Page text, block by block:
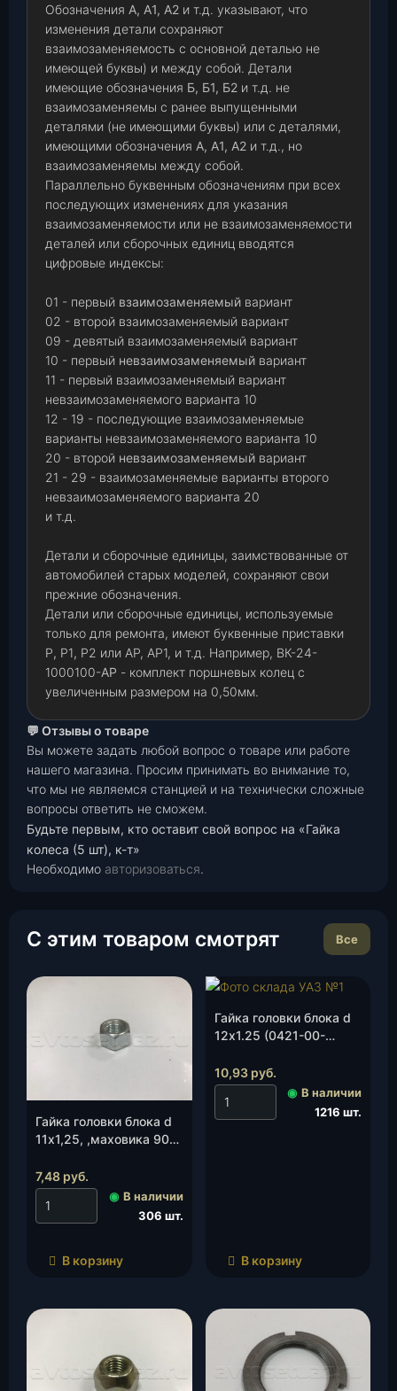
Обозначения А, А1, А2 и т.д. указывают, что
изменения детали сохраняют
взаимозаменяемость с основной деталью не
имеющей буквы) и между собой. Детали
имеющие обозначения Б, Б1, Б2 и т.д. не
взаимозаменяемы с ранее выпущенными
деталями (не имеющими буквы) или с деталями,
имеющими обозначения А, А1, А2 и т.д., но
взаимозаменяемы между собой.
Параллельно буквенным обозначениям при всех
последующих изменениях для указания
взаимозаменяемости или не взаимозаменяемости
деталей или сборочных единиц вводятся
цифровые индексы:
01 - первый взаимозаменяемый вариант
02 - второй взаимозаменяемый вариант
09 - девятый взаимозаменяемый вариант
10 - первый невзаимозаменяемый вариант
11 - первый взаимозаменяемый вариант
невзаимозаменяемого варианта 10
12 - 19 - последующие взаимозаменяемые
варианты невзаимозаменяемого варианта 10
20 - второй невзаимозаменяемый вариант
21 - 29 - взаимозаменяемые варианты второго
невзаимозаменяемого варианта 20
и т.д.
Детали и сборочные единицы, заимствованные от
автомобилей старых моделей, сохраняют свои
прежние обозначения.
Детали или сборочные единицы, используемые
только для ремонта, имеют буквенные приставки
Р, Р1, Р2 или АР, АР1, и т.д. Например, ВК-24-
1000100-АР - комплект поршневых колец с
увеличенным размером на 0,50мм.
💬 Отзывы о товаре
Вы можете задать любой вопрос о товаре или работе
нашего магазина. Просим принимать во внимание то,
что мы не являемся станцией и на технически сложные
вопросы ответить не сможем.
Будьте первым, кто оставит свой вопрос на «Гайка
колеса (5 шт), к-т»
Необходимо авторизоваться.
С этим товаром смотрят Все
Гайка головки блока d
11х1,25, ,маховика 90
00), шт.
7,48 руб.
◉ В наличии
306 шт.
В корзину
Гайка головки блока d
12х1.25 (0421-00-
10,93 руб.
◉ В наличии
1216 шт.
В корзину